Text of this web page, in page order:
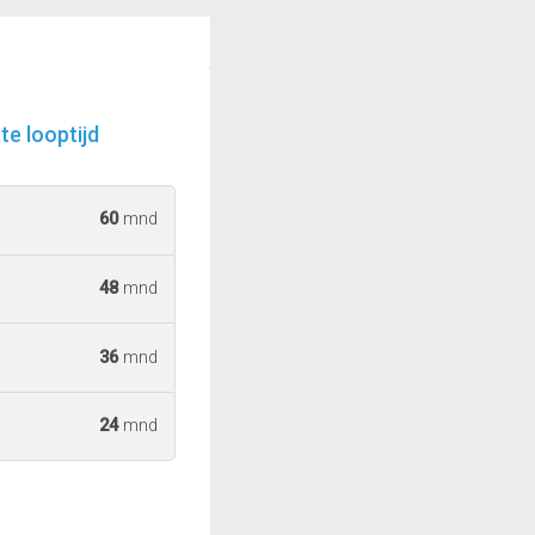
looptijd
60 mnd
48 mnd
36 mnd
24 mnd